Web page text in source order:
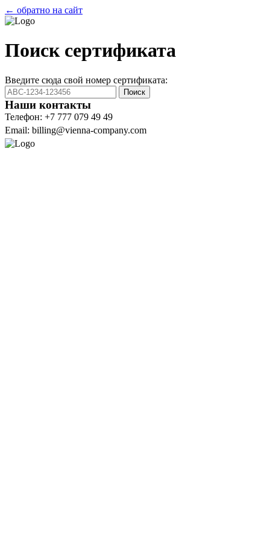
← обратно на сайт
Поиск сертификата
Введите сюда свой номер сертификата:
Поиск
Наши контакты
Телефон: +7 777 079 49 49
Email: billing@vienna-company.com